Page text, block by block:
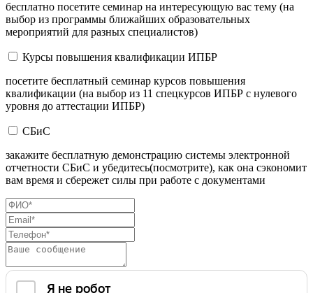
бесплатно посетите семинар на интересующую вас тему (на
выбор из программы ближайших образовательных
мероприятий для разных специалистов)
Курсы повышения квалификации ИПБР
посетите бесплатный семинар курсов повышения
квалификации (на выбор из 11 спецкурсов ИПБР с нулевого
уровня до аттестации ИПБР)
СБиС
закажите бесплатную демонстрацию системы электронной
отчетности СБиС и убедитесь(посмотрите), как она сэкономит
вам время и сбережет силы при работе с документами